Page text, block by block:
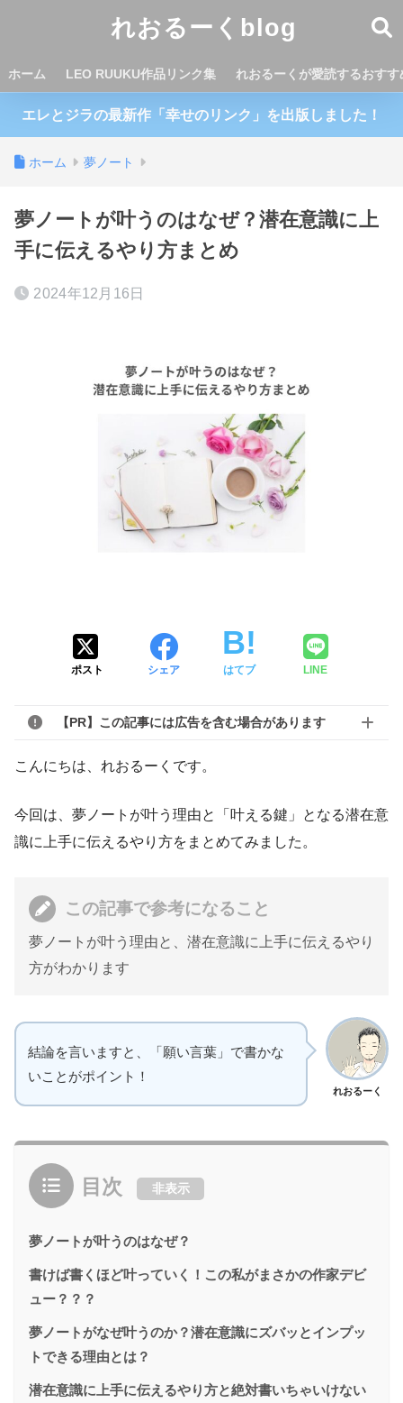
れおるーくblog
ホーム LEO RUUKU作品リンク集 れおるーくが愛読するおすす
エレとジラの最新作「幸せのリンク」を出版しました！
ホーム 夢ノート
夢ノートが叶うのはなぜ？潜在意識に上
手に伝えるやり方まとめ
2024年12月16日
ポスト シェア はてブ LINE
【PR】この記事には広告を含む場合があります
こんにちは、れおるーくです。
今回は、夢ノートが叶う理由と「叶える鍵」となる潜在意
識に上手に伝えるやり方をまとめてみました。
この記事で参考になること
夢ノートが叶う理由と、潜在意識に上手に伝えるやり
方がわかります
れおるーく
結論を言いますと、「願い言葉」で書かな
いことがポイント！
目次 非表示
夢ノートが叶うのはなぜ？
書けば書くほど叶っていく！この私がまさかの作家デビ
ュー？？？
夢ノートがなぜ叶うのか？潜在意識にズバッとインプッ
トできる理由とは？
潜在意識に上手に伝えるやり方と絶対書いちゃいけない